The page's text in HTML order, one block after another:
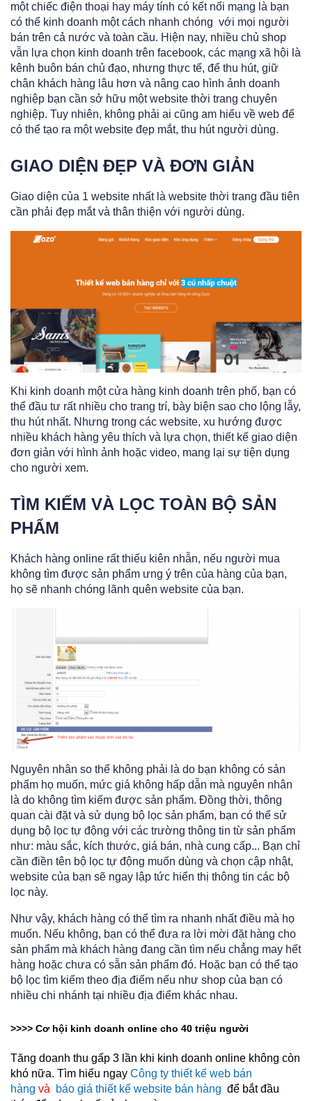
một chiếc điện thoại hay máy tính có kết nối mạng là bạn
có thể kinh doanh một cách nhanh chóng với mọi người
bán trên cả nước và toàn cầu. Hiện nay, nhiều chủ shop
vẫn lựa chọn kinh doanh trên facebook, các mạng xã hội là
kênh buôn bán chủ đạo, nhưng thực tế, để thu hút, giữ
chân khách hàng lâu hơn và nâng cao hình ảnh doanh
nghiệp bạn cần sở hữu một website thời trang chuyên
nghiệp. Tuy nhiên, không phải ai cũng am hiểu về web để
có thể tạo ra một website đẹp mắt, thu hút người dùng.
GIAO DIỆN ĐẸP VÀ ĐƠN GIẢN
Giao diện của 1 website nhất là website thời trang đầu tiên
cần phải đẹp mắt và thân thiện với người dùng.
Khi kinh doanh một cửa hàng kinh doanh trên phố, bạn có
thể đầu tư rất nhiều cho trang trí, bày biện sao cho lộng lẫy,
thu hút nhất. Nhưng trong các website, xu hướng được
nhiều khách hàng yêu thích và lựa chọn, thiết kế giao diện
đơn giản với hình ảnh hoặc video, mang lại sự tiện dụng
cho người xem.
TÌM KIẾM VÀ LỌC TOÀN BỘ SẢN
PHẨM
Khách hàng online rất thiếu kiên nhẫn, nếu người mua
không tìm được sản phẩm ưng ý trên của hàng của bạn,
họ sẽ nhanh chóng lãnh quên website của bạn.
Nguyên nhân so thể không phải là do bạn không có sản
phẩm họ muốn, mức giá không hấp dẫn mà nguyên nhân
là do không tìm kiếm được sản phẩm. Đồng thời, thông
quan cài đặt và sử dụng bộ lọc sản phẩm, bạn có thể sử
dụng bộ lọc tự động với các trường thông tin từ sản phẩm
như: màu sắc, kích thước, giá bán, nhà cung cấp... Bạn chỉ
cần điền tên bộ lọc tự động muốn dùng và chọn cập nhật,
website của bạn sẽ ngay lập tức hiển thị thông tin các bộ
lọc này.
Như vậy, khách hàng có thể tìm ra nhanh nhất điều mà họ
muốn. Nếu không, bạn có thể đưa ra lời mời đặt hàng cho
sản phẩm mà khách hàng đang cần tìm nếu chẳng may hết
hàng hoặc chưa có sẵn sản phẩm đó. Hoặc bạn có thể tạo
bộ lọc tìm kiếm theo địa điểm nếu như shop của bạn có
nhiều chi nhánh tại nhiều địa điểm khác nhau.
>>>> Cơ hội kinh doanh online cho 40 triệu người
Tăng doanh thu gấp 3 lần khi kinh doanh online không còn
khó nữa. Tìm hiểu ngay Công ty thiết kế web bán
hàng và báo giá thiết kế website bán hàng để bắt đầu